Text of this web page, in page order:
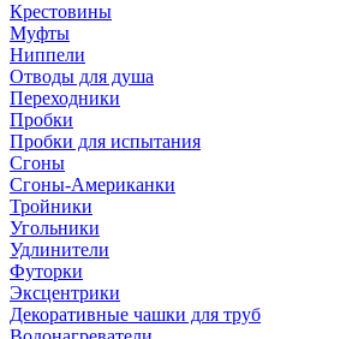
Крестовины
Муфты
Ниппели
Отводы для душа
Переходники
Пробки
Пробки для испытания
Сгоны
Сгоны-Американки
Тройники
Угольники
Удлинители
Футорки
Эксцентрики
Декоративные чашки для труб